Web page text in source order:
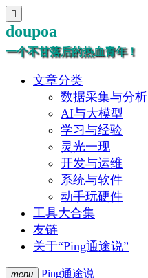

doupoa
一个不甘落后的热血青年！
文章分类
数据采集与分析
AI与大模型
学习与经验
灵光一现
开发与运维
系统与软件
动手玩硬件
工具大合集
友链
关于“Ping通途说”
menu Ping通途说